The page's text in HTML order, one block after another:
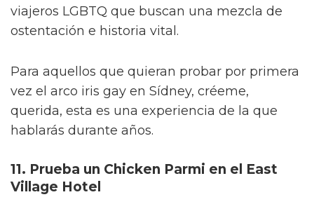
viajeros LGBTQ que buscan una mezcla de
ostentación e historia vital.
Para aquellos que quieran probar por primera
vez el arco iris gay en Sídney, créeme,
querida, esta es una experiencia de la que
hablarás durante años.
11. Prueba un Chicken Parmi en el East
Village Hotel